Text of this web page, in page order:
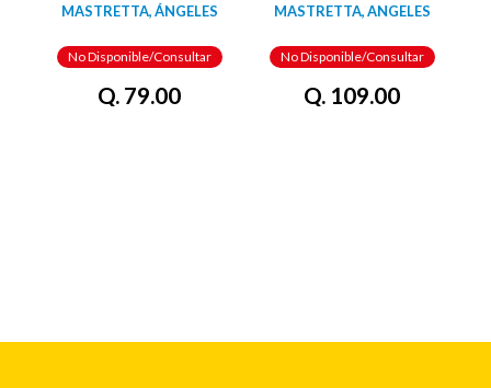
MASTRETTA, ÁNGELES
No Disponible/Consultar
Q. 79.00
MASTRETTA, ANGELES
No Disponible/Consultar
Q. 109.00